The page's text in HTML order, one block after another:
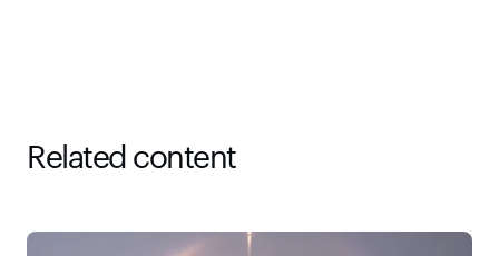
Related content